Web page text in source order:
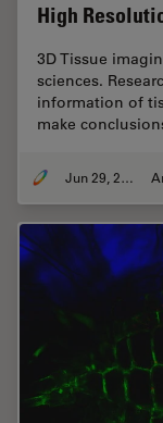
High
3D Tissue
sciences.
information of
make
Jun 29, 2022